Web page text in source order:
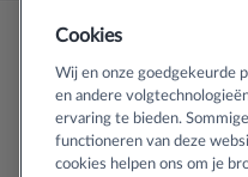
Veilig buitenlands
Informatie over SSL-certificaten
Cookies
Wij en onze goedgekeurde
en andere
ervaring te bieden.
functioneren van deze
cookies helpen ons om je